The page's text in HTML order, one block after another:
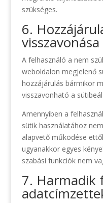
szükséges.
6.
visszavonása
A felhasználó a nem
weboldalon megjelenő
hozzájárulás bármikor
visszavonható a
Amennyiben a
sütik használatához
alapvető működése
ugyanakkor egyes
szabási funkciók nem
7. Harmadik